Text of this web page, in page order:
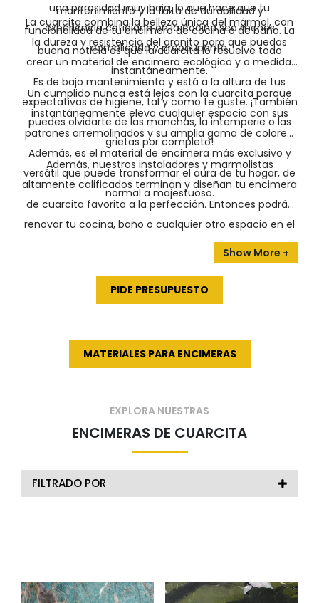
una porosidad muy baja, lo que hace que tu
experiencia cotidiana en la cocina sea menos
complicada y preocupante.
mantenimiento y la falta de durabilidad y
funcionalidad de tu encimera de cocina o de baño. La
buena noticia es que la cuarcita lo resuelve todo
instantáneamente.
La cuarcita combina la belleza única del mármol, con
la dureza y resistencia del granito para que puedas
crear un material de encimera ecológico y a medida.
Es de bajo mantenimiento y está a la altura de tus
expectativas de higiene, tal y como te guste. ¡También
puedes olvidarte de las manchas, la intemperie o las
grietas por completo!
Un cumplido nunca está lejos con la cuarcita porque
instantáneamente eleva cualquier espacio con sus
patrones arremolinados y su amplia gama de colores.
Además, es el material de encimera más exclusivo y
versátil que puede transformar el aura de tu hogar, de
normal a majestuoso.
Además, nuestros instaladores y marmolistas
altamente calificados terminan y diseñan tu encimera
de cuarcita favorita a la perfección. Entonces podrás
renovar tu cocina, baño o cualquier otro espacio en el
brillante y majestuoso país de las maravillas de tus
PIDE PRESUPUESTO
MATERIALES PARA ENCIMERAS
EXPLORA NUESTRAS
ENCIMERAS DE CUARCITA
FILTRADO POR